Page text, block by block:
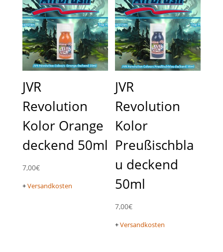
JVR
Revolution
Kolor Orange
deckend 50ml
7,00€
+Versandkosten
JVR
Revolution
Kolor
Preußischbla
u deckend
50ml
7,00€
+Versandkosten